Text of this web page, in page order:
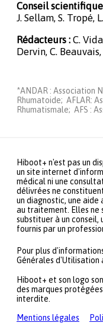
Conseil
J. Sellam, S. Tropé,
Rédacteurs : C.
Dervin, C.
*ANDAR : Association
Rhumatoide; AFLAR:
Rhumatismale; AFS :
Hiboot+ n'est pas un
un site internet
médical ni une
délivrées ne
un diagnostic, une
au traitement. Elles ne
substituer à un conseil,
fournis par un
Pour plus
Générales d'Utilisation
Hiboot+ et son logo
des marques
interdite.
Mentions légales